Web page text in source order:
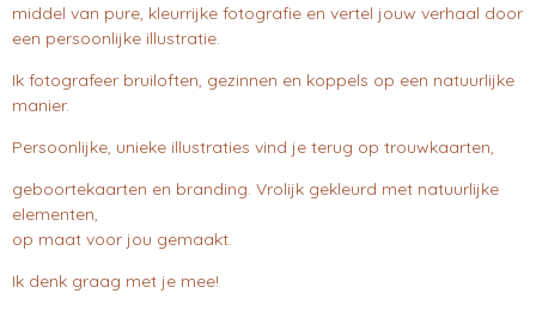
middel van pure, kleurrijke fotografie en vertel jouw verhaal door
een persoonlijke illustratie.
Ik fotografeer bruiloften, gezinnen en koppels op een natuurlijke
manier.
Persoonlijke, unieke illustraties vind je terug op trouwkaarten,
geboortekaarten en branding. Vrolijk gekleurd met natuurlijke
elementen,
op maat voor jou gemaakt.
Ik denk graag met je mee!